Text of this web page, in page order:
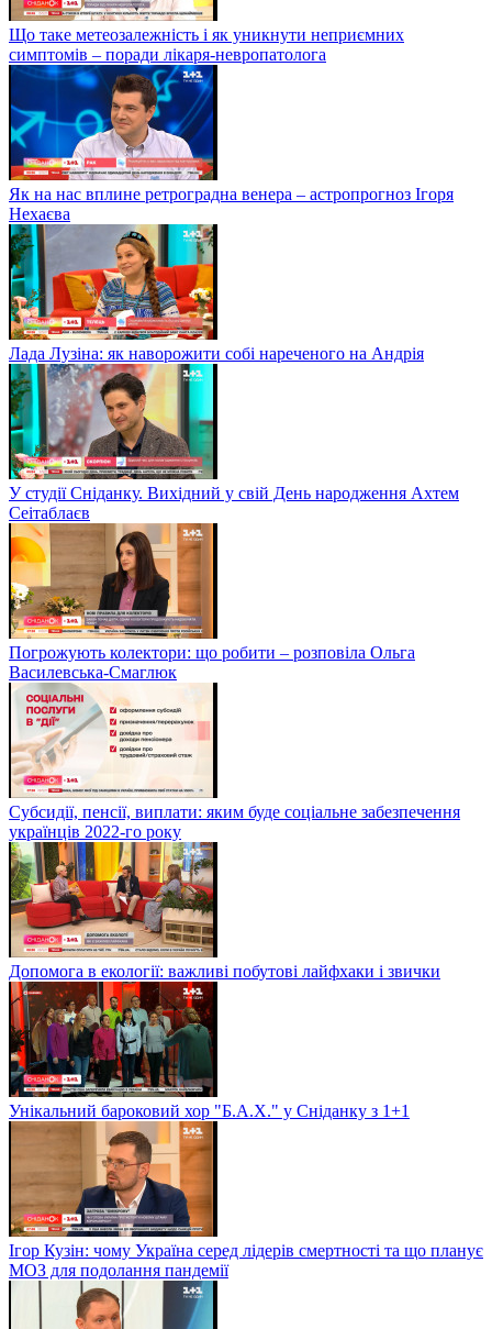
Що таке метеозалежність і як уникнути неприємних
симптомів – поради лікаря-невропатолога
Як на нас вплине ретроградна венера – астропрогноз Ігоря
Нехаєва
Лада Лузіна: як наворожити собі нареченого на Андрія
У студії Сніданку. Вихідний у свій День народження Ахтем
Сеітаблаєв
Погрожують колектори: що робити – розповіла Ольга
Василевська-Смаглюк
Субсидії, пенсії, виплати: яким буде соціальне забезпечення
українців 2022-го року
Допомога в екології: важливі побутові лайфхаки і звички
Унікальний бароковий хор "Б.А.Х." у Сніданку з 1+1
Ігор Кузін: чому Україна серед лідерів смертності та що планує
МОЗ для подолання пандемії